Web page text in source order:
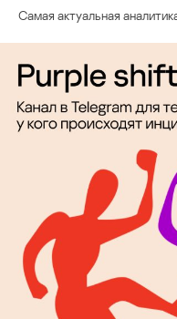
Самая актуальная